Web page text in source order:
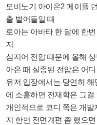
모비노기 아이온2 메이플
출 벌어들일 때
로아는 아바타 한 달에 한
지
심지어 전압 때문에 올해
아온 때 실종된 전압은 어
유저 입장에서는 당연히
에 소홀하면 전재학은 그걸
개인적으로 코디 쪽은 개
지 한번 전면개편 좀 했으